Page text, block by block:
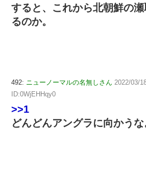
すると、これから北朝鮮の
るのか。
492: ニューノーマルの名無しさん 2022/03/
ID:0WjEHHqy0
>>1
どんどんアングラに向かうな